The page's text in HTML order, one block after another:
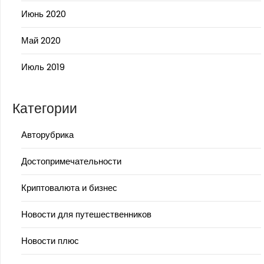
Июнь 2020
Май 2020
Июль 2019
Категории
Авторубрика
Достопримечательности
Криптовалюта и бизнес
Новости для путешественников
Новости плюс